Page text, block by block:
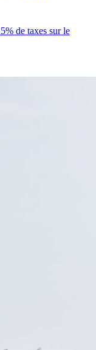
de taxes sur le